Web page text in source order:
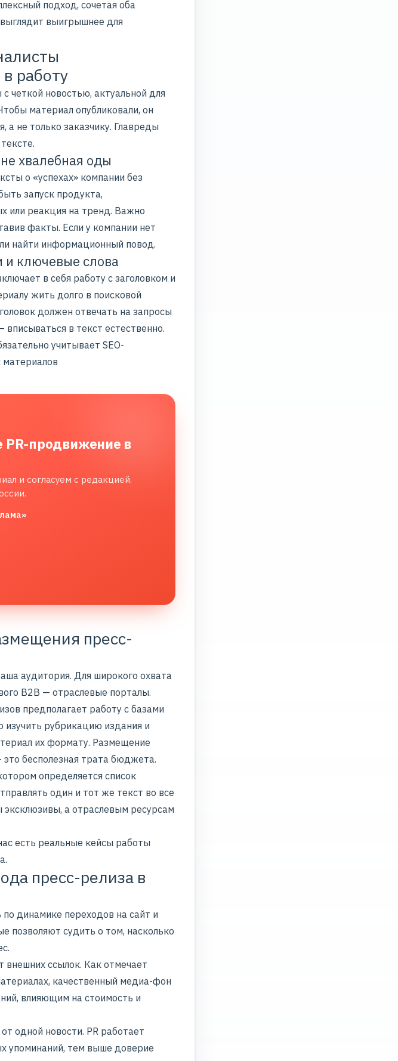
подход, сочетая оба
выигрышнее для
работу
четкой новостью, актуальной для
материал опубликовали, он
а не только заказчику. Главреды
хвалебная оды
о «успехах» компании без
запуск продукта,
или реакция на тренд. Важно
факты. Если у компании нет
найти информационный повод.
и ключевые слова
в себя работу с заголовком и
жить долго в поисковой
должен отвечать на запросы
в текст естественно.
учитывает SEO-
материалов
PR-продвижение в
и согласуем с редакцией.
пресс-
аудитория. Для широкого охвата
B2B — отраслевые порталы.
предполагает работу с базами
рубрикацию издания и
их формату. Размещение
бесполезная трата бюджета.
определяется список
один и тот же текст во все
а отраслевым ресурсам
есть реальные кейсы работы
пресс-релиза в
динамике переходов на сайт и
позволяют судить о том, насколько
ссылок. Как отмечает
качественный медиа-фон
влияющим на стоимость и
одной новости. PR работает
упоминаний, тем выше доверие